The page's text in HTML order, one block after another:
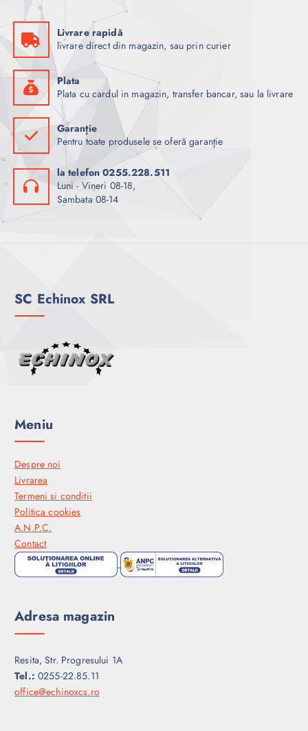
Livrare rapidă
livrare direct din magazin, sau prin curier
Plata
Plata cu cardul in magazin, transfer bancar, sau la livrare
Garanție
Pentru toate produsele se oferă garanție
la telefon 0255.228.511
Luni - Vineri 08-18,
Sambata 08-14
SC Echinox SRL
Meniu
Despre noi
Livrarea
Termeni si conditii
Politica cookies
A.N.P.C.
Contact
Adresa magazin
Resita, Str. Progresului 1A
Tel.: 0255-22.85.11
office@echinoxcs.ro